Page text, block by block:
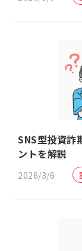
SNS型投資詐
ントを解説
2026/3/6